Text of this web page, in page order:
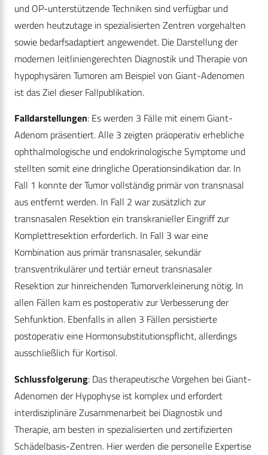
und OP-unterstützende Techniken sind verfügbar und
werden heutzutage in spezialisierten Zentren vorgehalten
sowie bedarfsadaptiert angewendet. Die Darstellung der
modernen leitliniengerechten Diagnostik und Therapie von
hypophysären Tumoren am Beispiel von Giant-Adenomen
ist das Ziel dieser Fallpublikation.
Falldarstellungen: Es werden 3 Fälle mit einem Giant-
Adenom präsentiert. Alle 3 zeigten präoperativ er­hebliche
ophthalmologische und endokrinologische Symptome und
stellten somit eine dringliche Operations­indikation dar. In
Fall 1 konnte der Tumor vollständig primär von transnasal
aus entfernt werden. In Fall 2 war zusätzlich zur
transnasalen Resektion ein transkranieller Eingriff zur
Komplettresektion erforderlich. In Fall 3 war eine
Kombination aus primär transnasaler, sekundär
transventrikulärer und tertiär erneut transnasaler
Resektion zur hinreichenden Tumorverkleinerung nötig. In
allen Fällen kam es postoperativ zur Verbesserung der
Sehfunktion. Ebenfalls in allen 3 Fällen persistierte
postoperativ eine Hormonsubstitutionspflicht, allerdings
ausschließlich für Kortisol.
Schlussfolgerung: Das therapeutische Vorgehen bei Giant-
Adenomen der Hypophyse ist komplex und erfordert
interdisziplinäre Zusammenarbeit bei Diagnostik und
Therapie, am besten in spezialisierten und zertifizierten
Schädelbasis-Zentren. Hier werden die personelle Expertise